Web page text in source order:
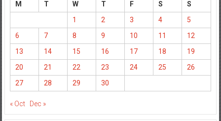
M T W T F S
S
1
2 3 4
5
6
7 8 9 10 11
12
13
14 15 16 17 18
19
20
21 22 23 24 25
26
27
28 29 30
« Oct Dec »